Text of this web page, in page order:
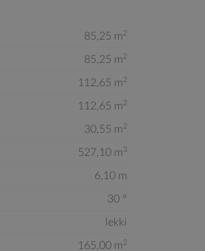
85,25 m2
85,25 m2
112,65 m2
112,65 m2
30,55 m2
527,10 m3
6,10 m
30 °
lekki
165,00 m2